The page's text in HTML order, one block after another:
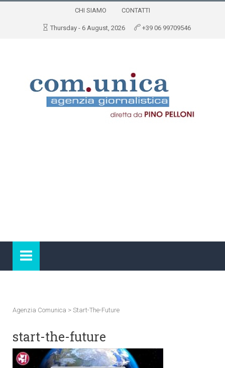
CHI SIAMO CONTATTI
Thursday - 6 August, 2026 +39 06 99709546
Agenzia Comunica > Start-The-Future
start-the-future